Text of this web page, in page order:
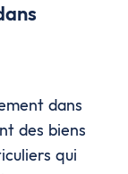
dans
des biens
qui